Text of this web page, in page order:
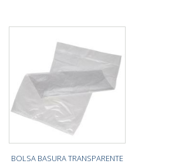
BOLSA BASURA TRANSPARENTE